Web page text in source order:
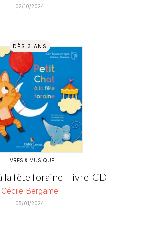
02/10/2024
DÈS 3 ANS
LIVRES & MUSIQUE
la fête foraine - livre-CD
Cécile Bergame
05/01/2024